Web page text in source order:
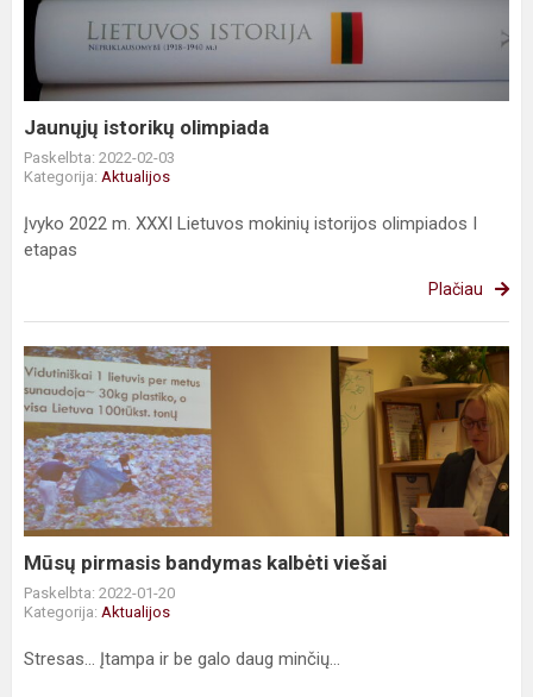
Jaunųjų istorikų olimpiada
Paskelbta: 2022-02-03
Kategorija: Aktualijos
Įvyko 2022 m. XXXI Lietuvos mokinių istorijos olimpiados I
etapas
Plačiau
Mūsų
pirmasis
bandymas
kalbėti
viešai
Mūsų pirmasis bandymas kalbėti viešai
Paskelbta: 2022-01-20
Kategorija: Aktualijos
Stresas... Įtampa ir be galo daug minčių…